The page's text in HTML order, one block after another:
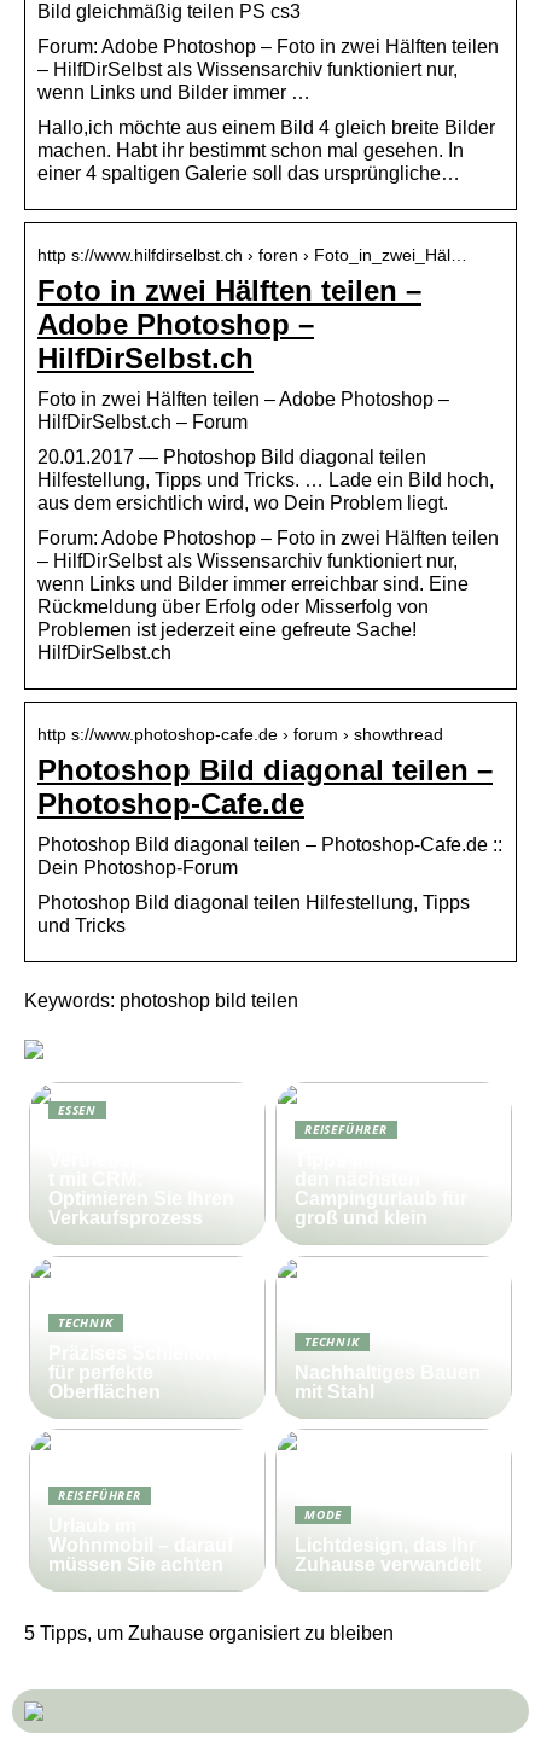
Bild gleichmäßig teilen PS cs3
Forum: Adobe Photoshop – Foto in zwei Hälften teilen
– HilfDirSelbst als Wissensarchiv funktioniert nur,
wenn Links und Bilder immer …
Hallo,ich möchte aus einem Bild 4 gleich breite Bilder
machen. Habt ihr bestimmt schon mal gesehen. In
einer 4 spaltigen Galerie soll das ursprüngliche…
http s://www.hilfdirselbst.ch › foren › Foto_in_zwei_Häl…
Foto in zwei Hälften teilen –
Adobe Photoshop –
HilfDirSelbst.ch
Foto in zwei Hälften teilen – Adobe Photoshop –
HilfDirSelbst.ch – Forum
20.01.2017 — Photoshop Bild diagonal teilen
Hilfestellung, Tipps und Tricks. … Lade ein Bild hoch,
aus dem ersichtlich wird, wo Dein Problem liegt.
Forum: Adobe Photoshop – Foto in zwei Hälften teilen
– HilfDirSelbst als Wissensarchiv funktioniert nur,
wenn Links und Bilder immer erreichbar sind. Eine
Rückmeldung über Erfolg oder Misserfolg von
Problemen ist jederzeit eine gefreute Sache!
HilfDirSelbst.ch
http s://www.photoshop-cafe.de › forum › showthread
Photoshop Bild diagonal teilen –
Photoshop-Cafe.de
Photoshop Bild diagonal teilen – Photoshop-Cafe.de ::
Dein Photoshop-Forum
Photoshop Bild diagonal teilen Hilfestellung, Tipps
und Tricks
Keywords: photoshop bild teilen
ESSEN
Optimieren Sie Ihren
Verkaufsprozess
REISEFÜHRER
Campingurlaub für
groß und klein
TECHNIK
für perfekte
Oberflächen
TECHNIK
Nachhaltiges Bauen
mit Stahl
REISEFÜHRER
Wohnmobil – darauf
müssen Sie achten
MODE
Lichtdesign, das Ihr
Zuhause verwandelt
5 Tipps, um Zuhause organisiert zu bleiben